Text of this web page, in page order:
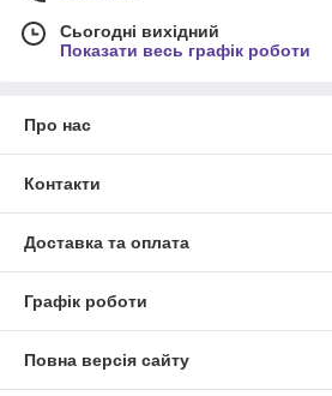
Сьогодні вихідний
Показати весь графік роботи
Про нас
Контакти
Доставка та оплата
Графік роботи
Повна версія сайту